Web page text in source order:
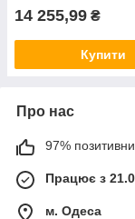
14 255,99 ₴
Купити
Про нас
97%
Працює з
м. Одеса